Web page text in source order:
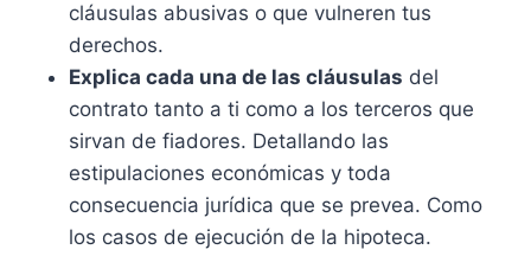
cláusulas abusivas o que vulneren tus
derechos.
Explica cada una de las cláusulas del
contrato tanto a ti como a los terceros que
sirvan de fiadores. Detallando las
estipulaciones económicas y toda
consecuencia jurídica que se prevea. Como
los casos de ejecución de la hipoteca.